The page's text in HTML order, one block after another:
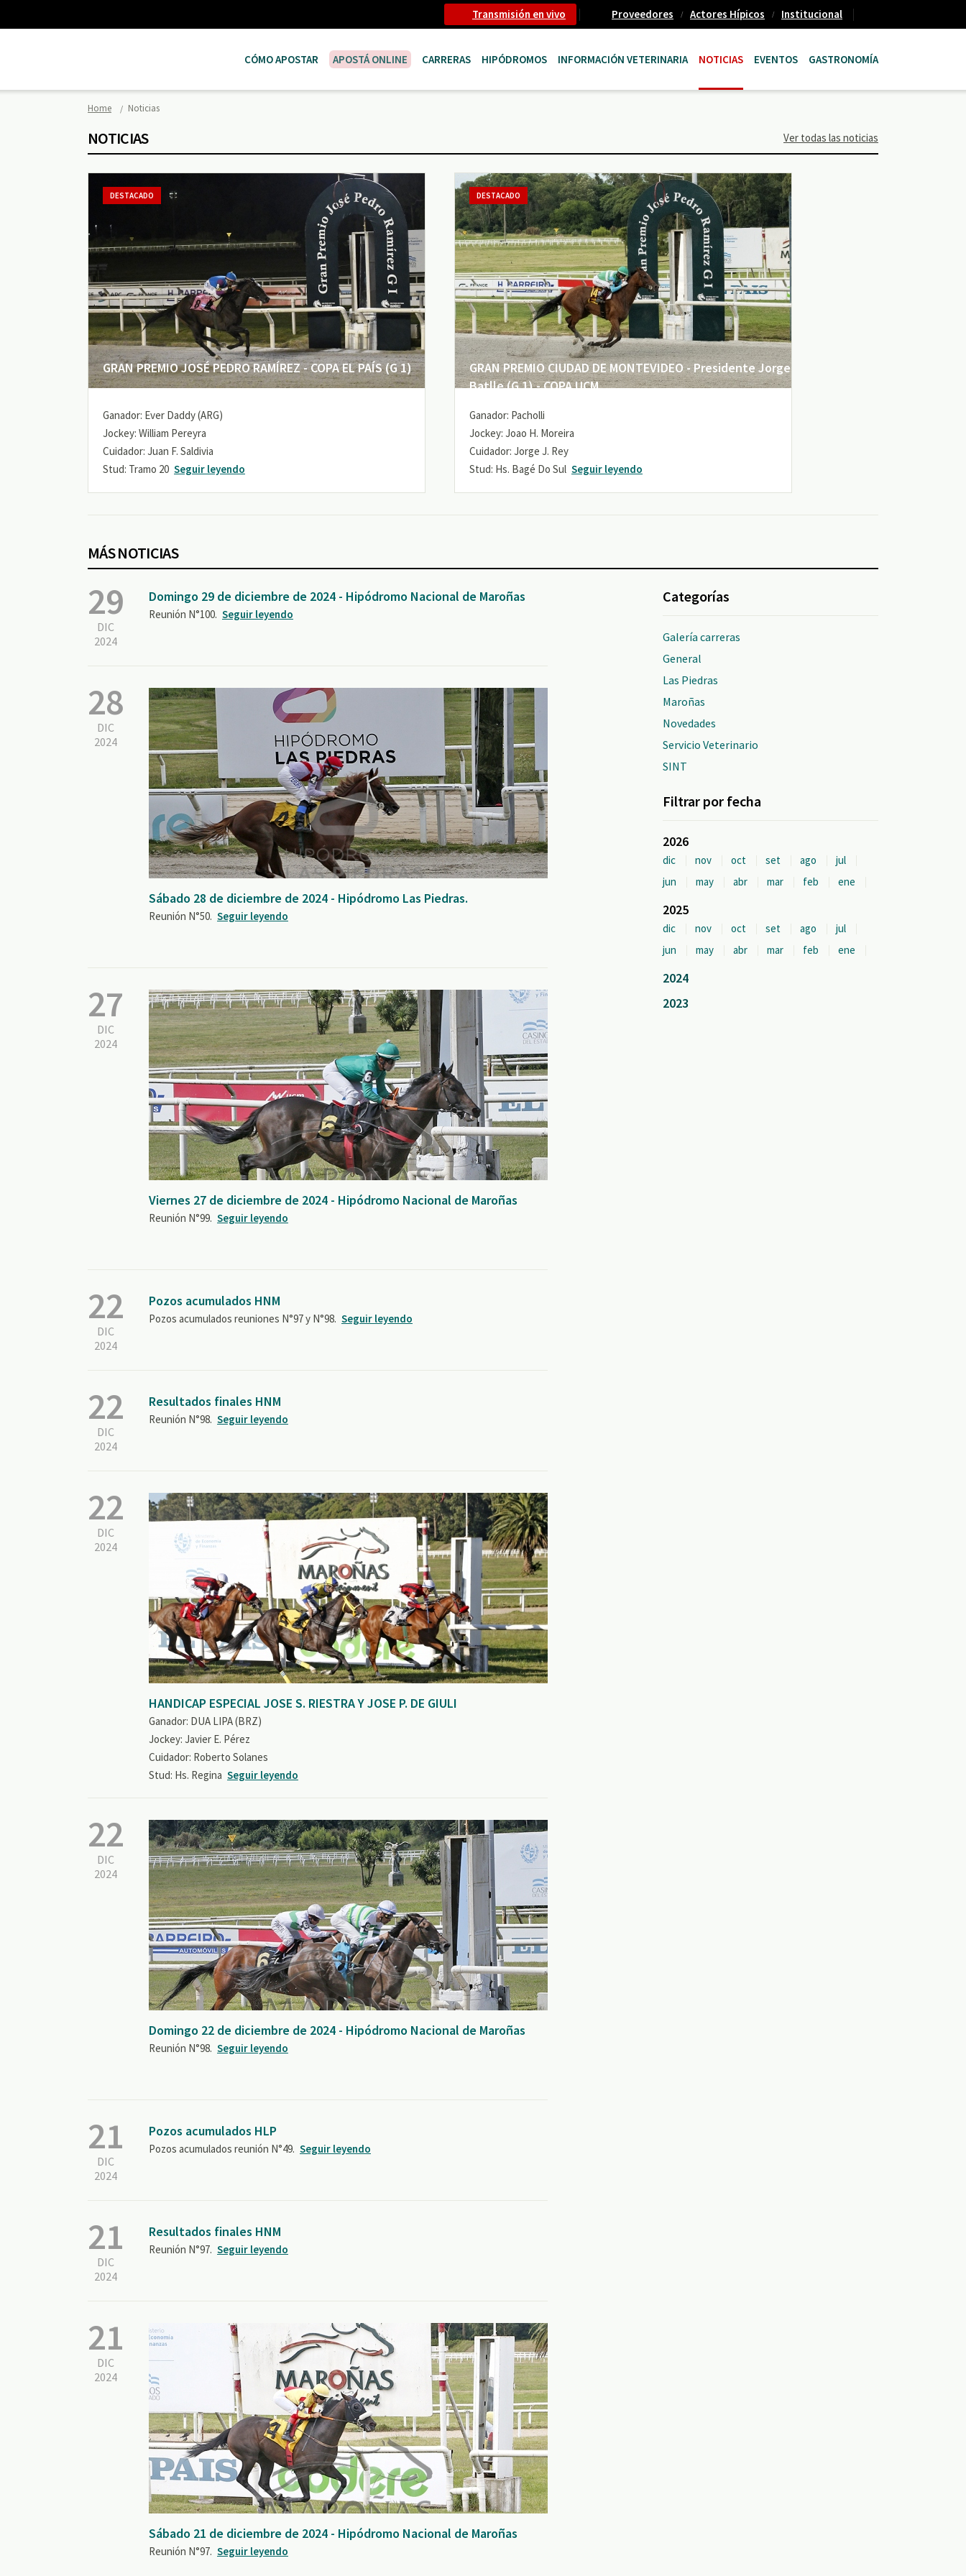
Transmisión en vivo Proveedores Actores Hípicos Institucional
CÓMO APOSTAR APOSTÁ ONLINE CARRERAS HIPÓDROMOS INFORMACIÓN VETERINARIA NOTICIAS EVENTOS GASTRONOMÍA
Home Noticias
NOTICIAS Ver todas las noticias
GRAN PREMIO JOSÉ PEDRO RAMÍREZ - COPA EL PAÍS (G 1)
DESTACADO
Ganador: Ever Daddy (ARG)
Jockey: William Pereyra
Cuidador: Juan F. Saldivia
Stud: Tramo 20 Seguir leyendo
GRAN PREMIO CIUDAD DE MONTEVIDEO - Presidente Jorge
Batlle (G 1) - COPA UCM
DESTACADO
Ganador: Pacholli
Jockey: Joao H. Moreira
Cuidador: Jorge J. Rey
Stud: Hs. Bagé Do Sul Seguir leyendo
MÁS NOTICIAS
29
DIC
2024
Domingo 29 de diciembre de 2024 - Hipódromo Nacional de Maroñas
Reunión N°100. Seguir leyendo
28
DIC
2024
Sábado 28 de diciembre de 2024 - Hipódromo Las Piedras.
Reunión N°50. Seguir leyendo
27
DIC
2024
Viernes 27 de diciembre de 2024 - Hipódromo Nacional de Maroñas
Reunión N°99. Seguir leyendo
22
DIC
2024
Pozos acumulados HNM
Pozos acumulados reuniones N°97 y N°98. Seguir leyendo
22
DIC
2024
Resultados finales HNM
Reunión N°98. Seguir leyendo
22
DIC
2024
HANDICAP ESPECIAL JOSE S. RIESTRA Y JOSE P. DE GIULI
Ganador: DUA LIPA (BRZ)
Jockey: Javier E. Pérez
Cuidador: Roberto Solanes
Stud: Hs. Regina Seguir leyendo
22
DIC
2024
Domingo 22 de diciembre de 2024 - Hipódromo Nacional de Maroñas
Reunión N°98. Seguir leyendo
21
DIC
2024
Pozos acumulados HLP
Pozos acumulados reunión N°49. Seguir leyendo
21
DIC
2024
Resultados finales HNM
Reunión N°97. Seguir leyendo
21
DIC
2024
Sábado 21 de diciembre de 2024 - Hipódromo Nacional de Maroñas
Reunión N°97. Seguir leyendo
Categorías
Galería carreras
General
Las Piedras
Maroñas
Novedades
Servicio Veterinario
SINT
Filtrar por fecha
2026
dic nov oct set ago
jul
jun
may abr mar feb ene
2025
dic nov oct set ago
jul
jun
may abr mar feb ene
2024
2023